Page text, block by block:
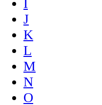
I
J
K
L
M
N
O